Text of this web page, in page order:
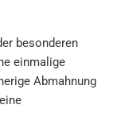
besonderen
einmalige
Abmahnung